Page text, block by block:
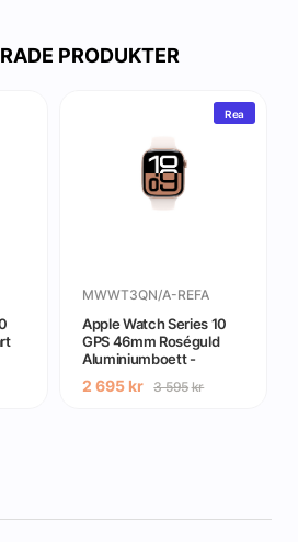
PRODUKTER
Rea
MWWT3QN/A-REFA
Apple Watch Series 10
GPS 46mm Roséguld
Aluminiumboett -
Gradering A (begagnad)
2 695 kr 3 595kr